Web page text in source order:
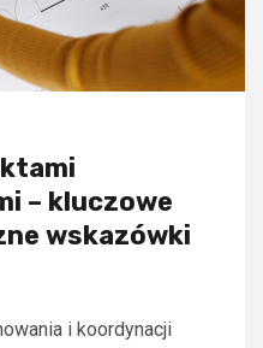
– kluczowe
wskazówki
i koordynacji